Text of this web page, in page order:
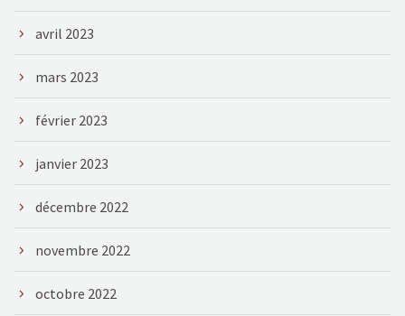
avril 2023
mars 2023
février 2023
janvier 2023
décembre 2022
novembre 2022
octobre 2022